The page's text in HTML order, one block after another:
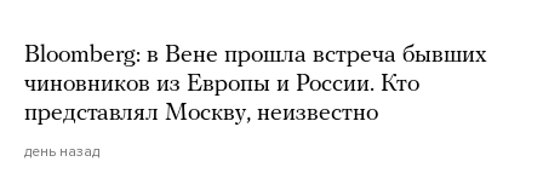
Bloomberg: в Вене прошла встреча бывших
чиновников из Европы и России. Кто
представлял Москву, неизвестно
день назад